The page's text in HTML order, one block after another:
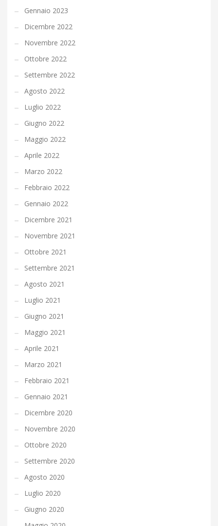
Gennaio 2023
Dicembre 2022
Novembre 2022
Ottobre 2022
Settembre 2022
Agosto 2022
Luglio 2022
Giugno 2022
Maggio 2022
Aprile 2022
Marzo 2022
Febbraio 2022
Gennaio 2022
Dicembre 2021
Novembre 2021
Ottobre 2021
Settembre 2021
Agosto 2021
Luglio 2021
Giugno 2021
Maggio 2021
Aprile 2021
Marzo 2021
Febbraio 2021
Gennaio 2021
Dicembre 2020
Novembre 2020
Ottobre 2020
Settembre 2020
Agosto 2020
Luglio 2020
Giugno 2020